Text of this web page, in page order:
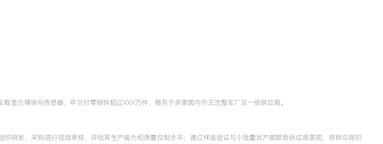
显示模块与传感器，年交付零部件超过XXX万件，服务于多家国内外主流整车厂及一级供应商。
研发、采购进行现场审核，评估其生产能力和质量控制水平；通过样品验证与小批量试产跟踪新供应商表现，将供应商初